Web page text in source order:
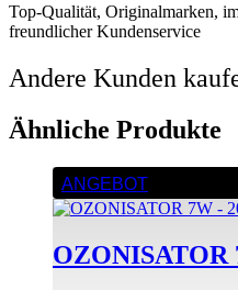
Top-Qualität, Originalmarken,
freundlicher Kundenservice
Andere Kunden
Ähnliche Produkte
ANGEBOT
OZONISATOR